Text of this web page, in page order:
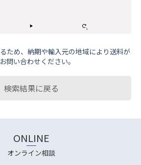
ため、納期や輸⼊元の地域により送料が
問い合わせください。
検索結果に戻る
ONLINE
オンライン相談